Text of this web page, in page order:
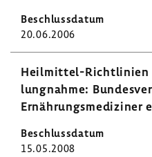
20.06.2006
Heilmittel-​Richtlinien
lung­nahme:
Ernäh­rungs­me­di­ziner
15.05.2008